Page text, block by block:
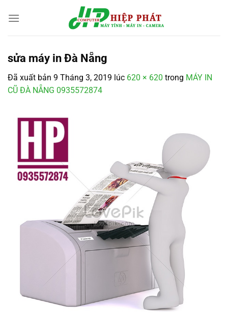
đến
sửa máy in Đà Nẵng
Đã xuất bản 9 Tháng 3, 2019 lúc 620 × 620 trong MÁY IN
CŨ ĐÀ NẴNG 0935572874